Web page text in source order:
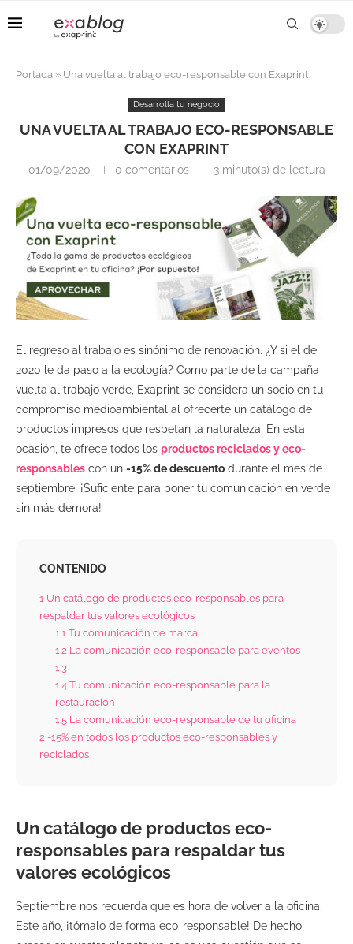
Portada » Una vuelta al trabajo eco-responsable con Exaprint
Desarrolla tu negocio
UNA VUELTA AL TRABAJO ECO-RESPONSABLE
CON EXAPRINT
01/09/2020 0 comentarios 3 minuto(s) de lectura
El regreso al trabajo es sinónimo de renovación. ¿Y si el de
2020 le da paso a la ecología? Como parte de la campaña
vuelta al trabajo verde, Exaprint se considera un socio en tu
compromiso medioambiental al ofrecerte un catálogo de
productos impresos que respetan la naturaleza. En esta
ocasión, te ofrece todos los productos reciclados y eco-
responsables con un -15% de descuento durante el mes de
septiembre. ¡Suficiente para poner tu comunicación en verde
sin más demora!
CONTENIDO
1 Un catálogo de productos eco-responsables para
respaldar tus valores ecológicos
1.1 Tu comunicación de marca
1.2 La comunicación eco-responsable para eventos
1.3
1.4 Tu comunicación eco-responsable para la
restauración
1.5La comunicación eco-responsable de tu oficina
2 -15% en todos los productos eco-responsables y
reciclados
Un catálogo de productos eco-
responsables para respaldar tus
valores ecológicos
Septiembre nos recuerda que es hora de volver a la oficina.
Este año, ¡tómalo de forma eco-responsable! De hecho,